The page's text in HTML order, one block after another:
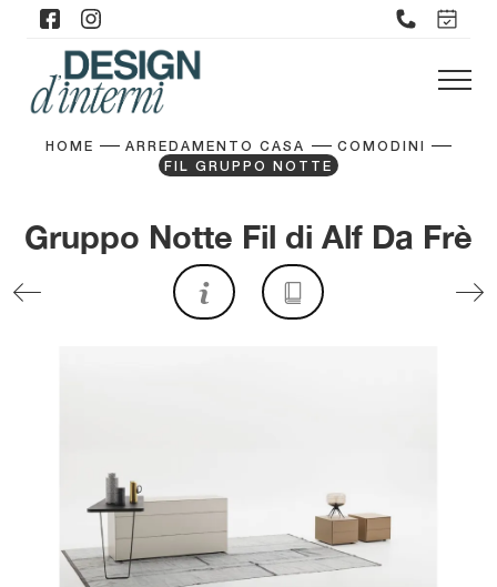
HOME ARREDAMENTO CASA
COMODINI
FIL GRUPPO NOTTE
Gruppo Notte Fil di Alf Da Frè